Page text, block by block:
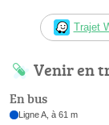
Trajet
Venir en
En bus
Ligne A, à 61 m